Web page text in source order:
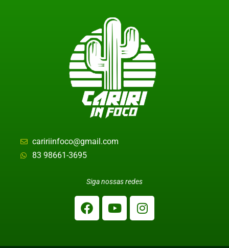
caririinfoco@gmail.com
83 98661-3695
Siga nossas redes